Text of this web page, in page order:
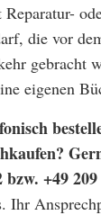
die vor
gebracht
eigenen
+49
Ihr